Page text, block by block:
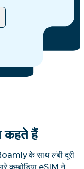
कहते हैं
के साथ लंबी दूरी
कम्बोडिया eSIM ने